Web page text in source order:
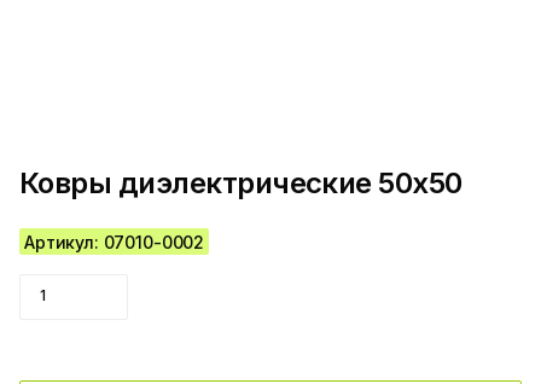
Ковры диэлектрические 50х50
Артикул: 07010-0002